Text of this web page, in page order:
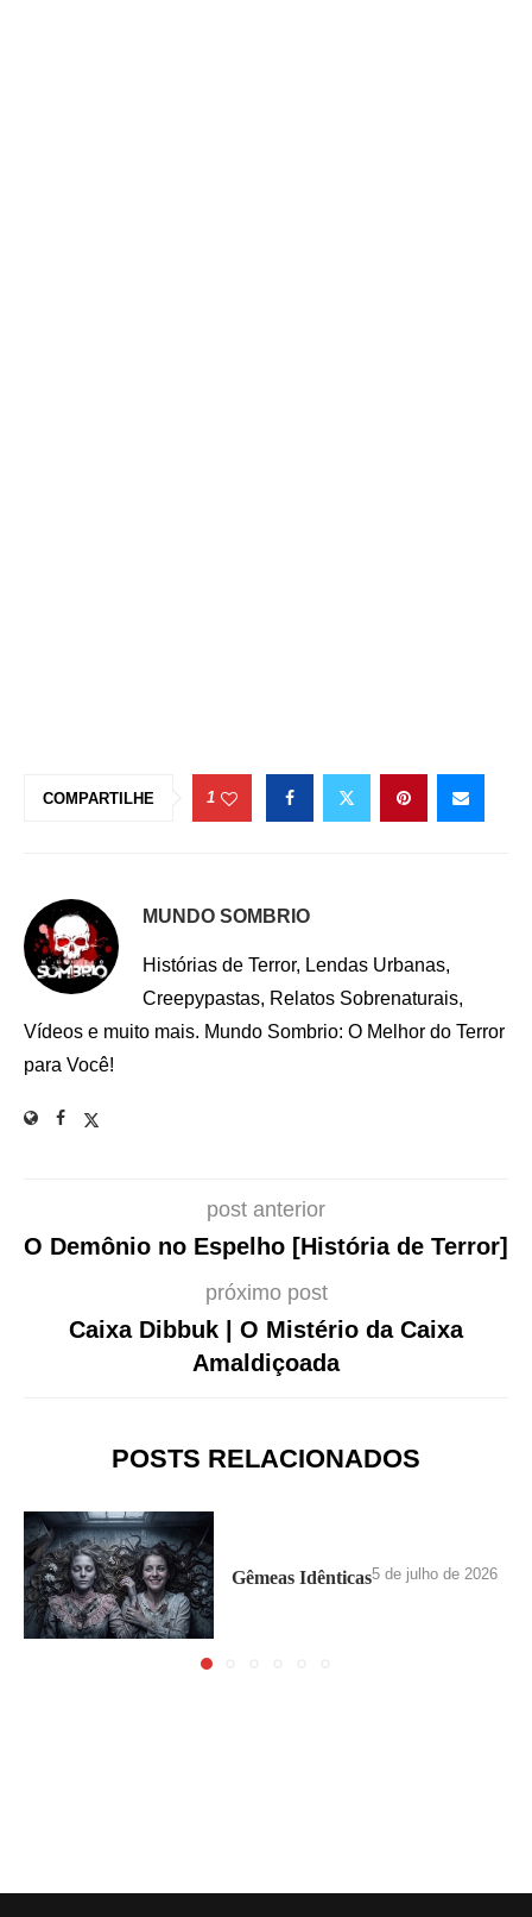
COMPARTILHE 1
MUNDO SOMBRIO
Histórias de Terror, Lendas Urbanas,
Creepypastas, Relatos Sobrenaturais,
Vídeos e muito mais. Mundo Sombrio: O Melhor do Terror
para Você!
post anterior
O Demônio no Espelho [História de Terror]
próximo post
Caixa Dibbuk | O Mistério da Caixa
Amaldiçoada
POSTS RELACIONADOS
Gêmeas Idênticas5 de julho de 2026